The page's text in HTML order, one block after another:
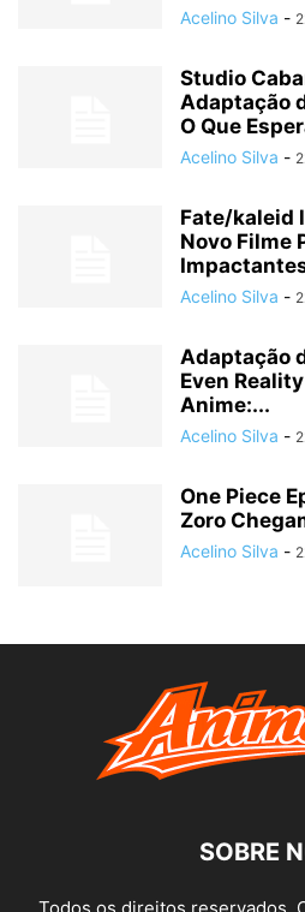
Acelino Silva -
Studio
Adaptação
O Que
Acelino Silva -
Fate/kaleid
Novo Filme
Acelino Silva -
Adaptação
Even
Anime:...
Acelino Silva -
One Piece
Zoro
Acelino Silva -
SOBRE